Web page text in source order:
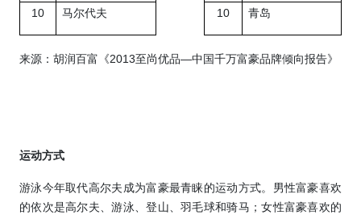
10 马尔代夫 10 青岛
来源：胡润百富《2013至尚优品—中国千万富豪品牌倾向报告》
运动方式
游泳今年取代高尔夫成为富豪最青睐的运动方式。男性富豪喜欢
的依次是高尔夫、游泳、登山、羽毛球和骑马；女性富豪喜欢的